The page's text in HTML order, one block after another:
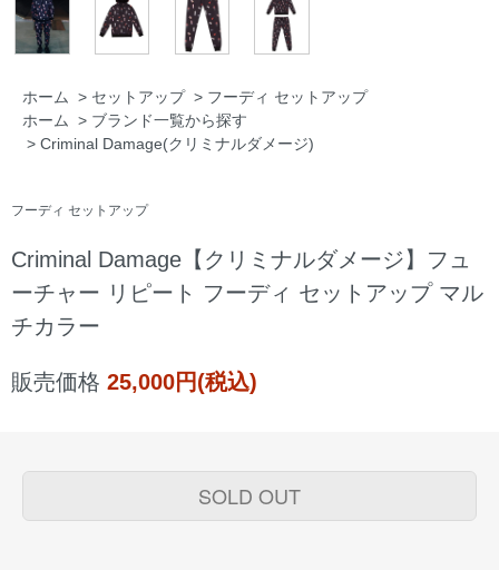
ホーム > セットアップ > フーディ セットアップ
ホーム
> ブランド一覧から探す
> Criminal Damage(クリミナルダメージ)
フーディ セットアップ
Criminal Damage【クリミナルダメージ】フュ
ーチャー リピート フーディ セットアップ マル
チカラー
販売価格 25,000円(税込)
SOLD OUT